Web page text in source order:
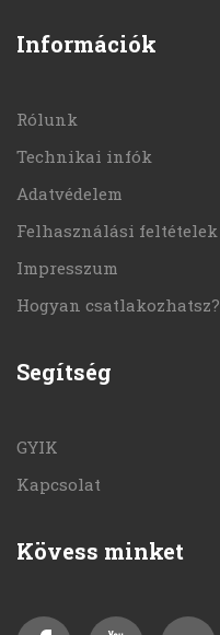
Információk
Rólunk
Technikai infók
Adatvédelem
Felhasználási feltételek
Impresszum
Hogyan csatlakozhatsz?
Segítség
GYIK
Kapcsolat
Kövess minket